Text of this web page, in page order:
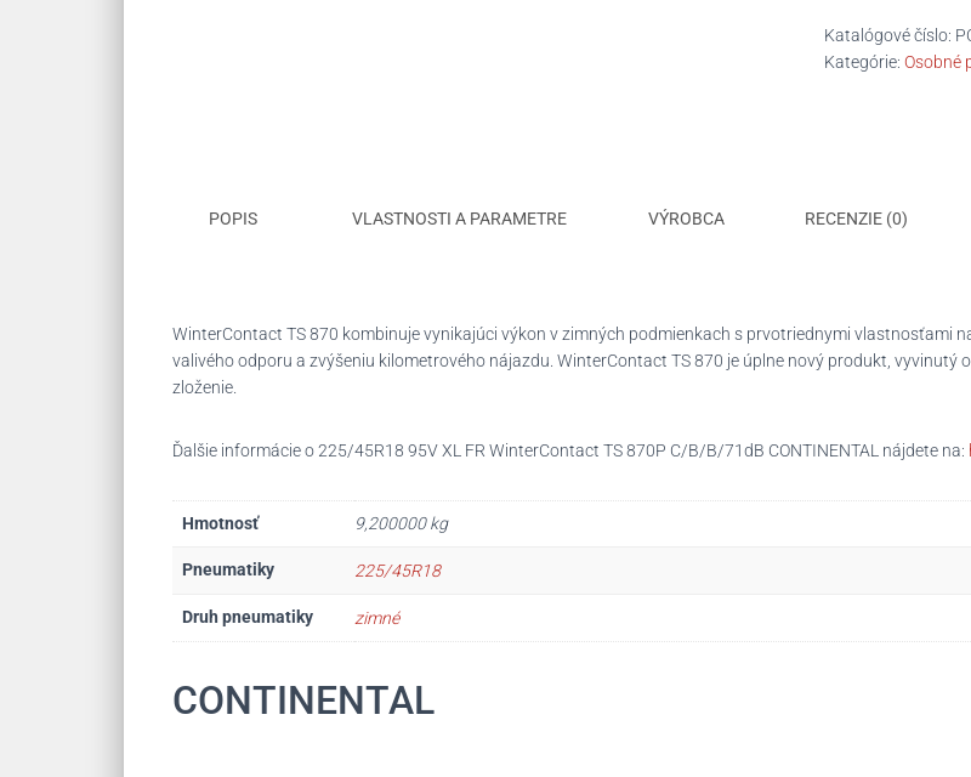
FR
WinterContact
Katalógové číslo:
Kategórie: Osobné
POPIS VLASTNOSTI A PARAMETRE VÝROBCA RECENZIE (0)
WinterContact TS 870 kombinuje vynikajúci výkon v zimných podmienkach s prvotriednymi vlastnosťami
valivého odporu a zvýšeniu kilometrového nájazdu. WinterContact TS 870 je úplne nový produkt, vyvinutý
zloženie.
Ďalšie informácie o 225/45R18 95V XL FR WinterContact TS 870P C/B/B/71dB CONTINENTAL nájdete na:
Hmotnosť 9,200000 kg
Pneumatiky 225/45R18
Druh pneumatiky zimné
CONTINENTAL